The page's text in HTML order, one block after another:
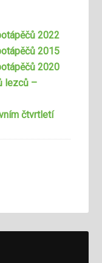
2022
2015
2020
lezců –
čtvrtletí